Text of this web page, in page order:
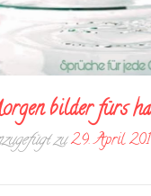
bilder fürs
zu29. April